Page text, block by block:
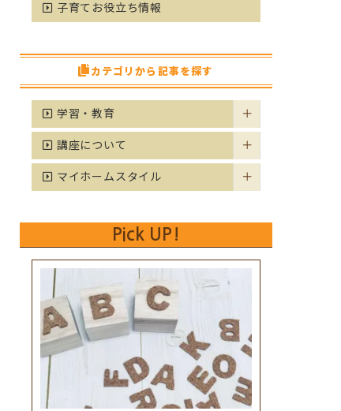
子育てお役立ち情報
カテゴリから記事を探す
学習・教育
講座について
マイホームスタイル
Pick UP!